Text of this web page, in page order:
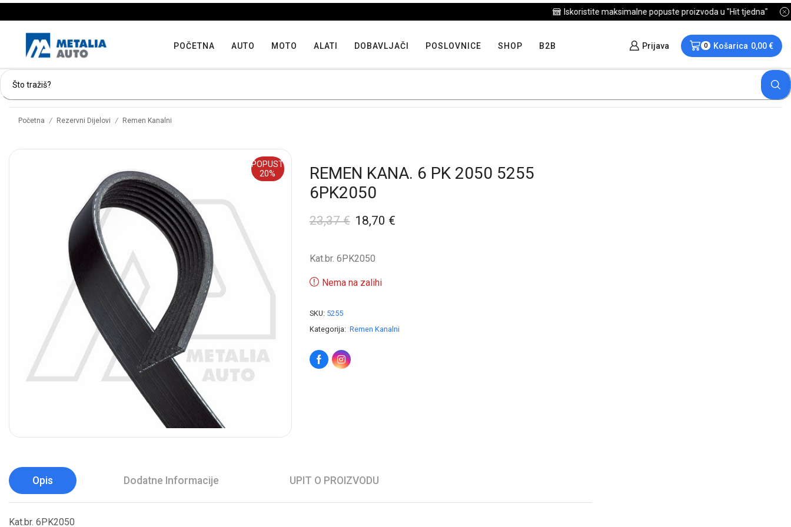
POČETNA AUTO MOTO ALATI DOBAVLJAČI POSLOVNICE SHOP B2B Prijava 0 Košarica 0,00€
Početna / Rezervni Dijelovi / Remen Kanalni
POPUST
20%
REMEN KANA. 6 PK 2050 5255
6PK2050
23,37€ 18,70 €
Kat.br. 6PK2050
Nema na zalihi
SKU: 5255
Kategorija: Remen Kanalni
Opis Dodatne Informacije UPIT O PROIZVODU
Kat.br. 6PK2050